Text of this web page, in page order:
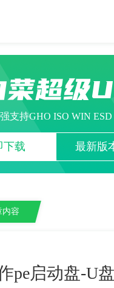
超级
支持GHO ISO WIN
下载 最新版
内容
pe启动盘-U